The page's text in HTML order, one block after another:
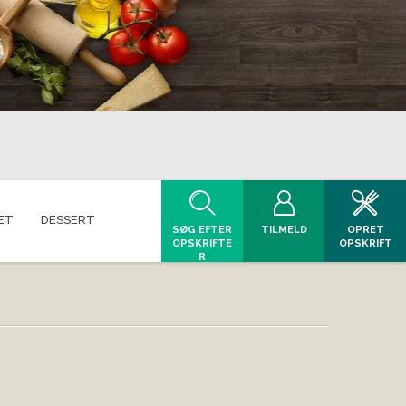
DESSERT
SØG EFTER
OPSKRIFTE
R
TILMELD
OPRET
OPSKRIFT